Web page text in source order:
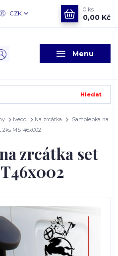
Menu
CZK
Hledat
0 ks
0,00 Kč
Iveco Na zrcátka
Samolepka na
2ks MST46x002
zrcátka set